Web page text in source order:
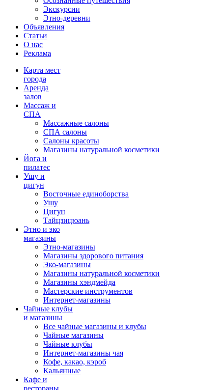
Экскурсии
Этно-деревни
Объявления
Статьи
О нас
Реклама
Карта мест
города
Аренда
залов
Массаж и
СПА
Массажные салоны
СПА салоны
Салоны красоты
Магазины натуральной косметики
Йога и
пилатес
Ушу и
цигун
Восточные единоборства
Ушу
Цигун
Тайцзицюань
Этно и эко
магазины
Этно-магазины
Магазины здорового питания
Эко-магазины
Магазины натуральной косметики
Магазины хэндмейда
Мастерские инструментов
Интернет-магазины
Чайные клубы
и магазины
Все чайные магазины и клубы
Чайные магазины
Чайные клубы
Интернет-магазины чая
Кофе, какао, кэроб
Кальянные
Кафе и
рестораны